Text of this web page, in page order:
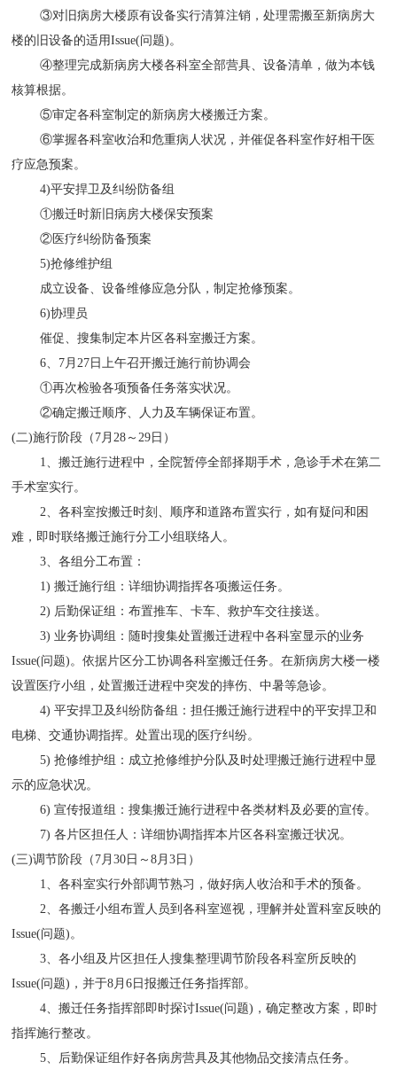
③对旧病房大楼原有设备实行清算注销，处理需搬至新病房大
楼的旧设备的适用Issue(问题)。
④整理完成新病房大楼各科室全部营具、设备清单，做为本钱
核算根据。
⑤审定各科室制定的新病房大楼搬迁方案。
⑥掌握各科室收治和危重病人状况，并催促各科室作好相干医
疗应急预案。
4)平安捍卫及纠纷防备组
①搬迁时新旧病房大楼保安预案
②医疗纠纷防备预案
5)抢修维护组
成立设备、设备维修应急分队，制定抢修预案。
6)协理员
催促、搜集制定本片区各科室搬迁方案。
6、7月27日上午召开搬迁施行前协调会
①再次检验各项预备任务落实状况。
②确定搬迁顺序、人力及车辆保证布置。
(二)施行阶段（7月28～29日）
1、搬迁施行进程中，全院暂停全部择期手术，急诊手术在第二
手术室实行。
2、各科室按搬迁时刻、顺序和道路布置实行，如有疑问和困
难，即时联络搬迁施行分工小组联络人。
3、各组分工布置：
1) 搬迁施行组：详细协调指挥各项搬运任务。
2) 后勤保证组：布置推车、卡车、救护车交往接送。
3) 业务协调组：随时搜集处置搬迁进程中各科室显示的业务
Issue(问题)。依据片区分工协调各科室搬迁任务。在新病房大楼一楼
设置医疗小组，处置搬迁进程中突发的摔伤、中暑等急诊。
4) 平安捍卫及纠纷防备组：担任搬迁施行进程中的平安捍卫和
电梯、交通协调指挥。处置出现的医疗纠纷。
5) 抢修维护组：成立抢修维护分队及时处理搬迁施行进程中显
示的应急状况。
6) 宣传报道组：搜集搬迁施行进程中各类材料及必要的宣传。
7) 各片区担任人：详细协调指挥本片区各科室搬迁状况。
(三)调节阶段（7月30日～8月3日）
1、各科室实行外部调节熟习，做好病人收治和手术的预备。
2、各搬迁小组布置人员到各科室巡视，理解并处置科室反映的
Issue(问题)。
3、各小组及片区担任人搜集整理调节阶段各科室所反映的
Issue(问题)，并于8月6日报搬迁任务指挥部。
4、搬迁任务指挥部即时探讨Issue(问题)，确定整改方案，即时
指挥施行整改。
5、后勤保证组作好各病房营具及其他物品交接清点任务。